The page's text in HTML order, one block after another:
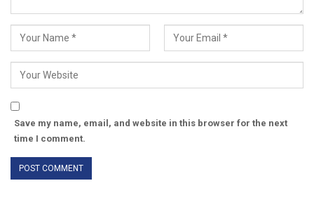
Save my name, email, and website in this browser for the next
time I comment.